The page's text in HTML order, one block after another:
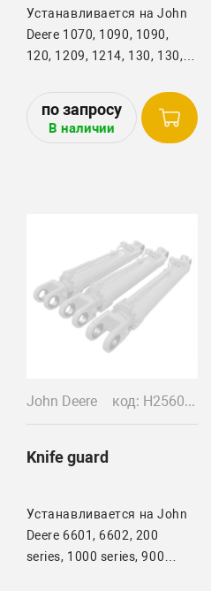
Устанавливается на John
Deere 1070, 1090, 1090,
120, 1209, 1214, 130, 130,
230, 250, 350, 37, 3700, 38,
39, 450, 480, 483, 485, 770,
78, 780, 800, 880
В наличии
John Deere код: H25603/H153855-F
Knife guard
Устанавливается на John
Deere 6601, 6602, 200
series, 1000 series, 900